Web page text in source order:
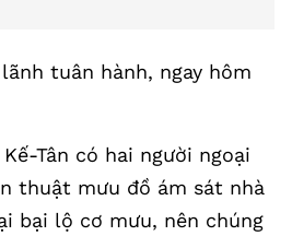
tuân hành, ngay hôm
Tân có hai người ngoại
thuật mưu đồ ám sát nhà
bại lộ cơ mưu, nên chúng